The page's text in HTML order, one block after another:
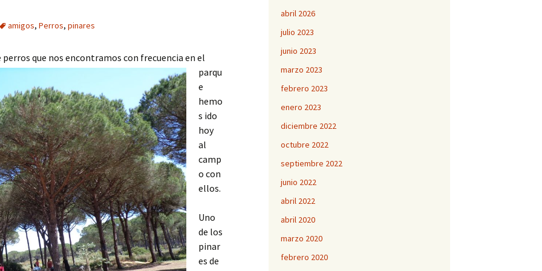
Pestiños
Polvorones
Rosquillas de nata
Tarta de queso
Tiramisú
amigos, Perros, pinares
perros que nos encontramos con frecuencia en el
parqu
e
hemo
s ido
hoy
al
camp
o con
ellos.
Uno
de los
pinar
es de
abril 2026
julio 2023
junio 2023
marzo 2023
febrero 2023
enero 2023
diciembre 2022
octubre 2022
septiembre 2022
junio 2022
abril 2022
abril 2020
marzo 2020
febrero 2020